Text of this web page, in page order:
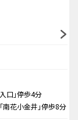
口」停歩4分
南花小金井」停歩8分